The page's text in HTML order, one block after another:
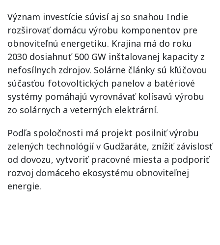
Význam investície súvisí aj so snahou Indie
rozširovať domácu výrobu komponentov pre
obnoviteľnú energetiku. Krajina má do roku
2030 dosiahnuť 500 GW inštalovanej kapacity z
nefosílnych zdrojov. Solárne články sú kľúčovou
súčasťou fotovoltických panelov a batériové
systémy pomáhajú vyrovnávať kolísavú výrobu
zo solárnych a veterných elektrární.
Podľa spoločnosti má projekt posilniť výrobu
zelených technológií v Gudžaráte, znížiť závislosť
od dovozu, vytvoriť pracovné miesta a podporiť
rozvoj domáceho ekosystému obnoviteľnej
energie.